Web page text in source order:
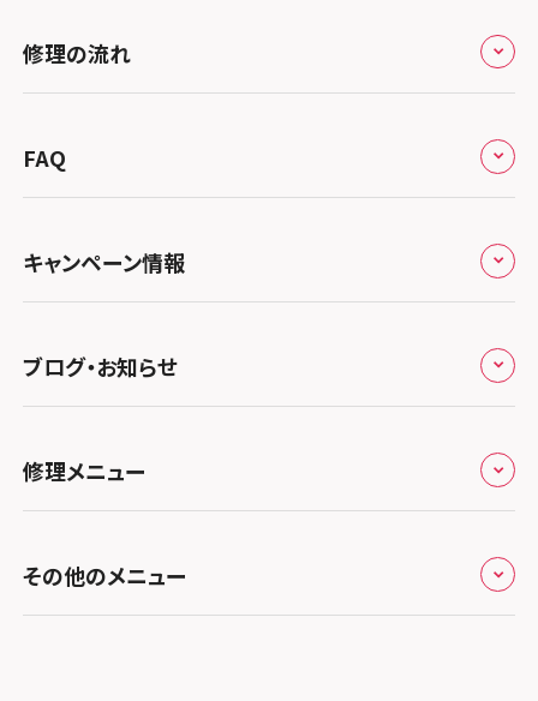
スマホスピタル大丸札幌
関東
スマホスピタル宇都宮
スマホスピタル 高崎
スマホスピタル鴻巣
スマホスピタル テルル三芳
スマホスピタル 熊谷
スマホスピタル ゲオデジタルベース川口元郷
スマホスピタル埼玉大宮
スマホスピタル テルル蒲生
スマホスピタル テルル新越谷
スマホスピタル テルル草加花栗
スマホスピタル テルル東川口
北陸・甲信越
スマホスピタルアル・プラザ小松
スマホスピタル 北陸総合修理センター
スマホスピタル 長野
東海
スマホスピタル岐阜
スマホスピタル 浜松
スマホスピタル静岡パルコ
スマホスピタル 藤枝
スマホスピタル名古屋駅前
スマホスピタル名古屋金山
スマホスピタル 大府
スマホスピタル 西枇杷島
関西
スマホスピタル 大阪梅田
スマホスピタル by デジホ 梅田地下（うめちか）
スマホスピタル京橋
スマホスピタル難波
スマホスピタルイオンタウン茨木太田
中国・四国
スマホスピタル岡山駅前
スマホスピタル西条
スマホスピタル by デジホ マークイズ福岡もも
ち
スマホスピタル福岡天神
スマホスピタル熊本下通
スマホスピタル GODOモバイル大分府内町
会社概要
総務省登録業者
特定商取引法に関する表記
プライバシーポリシー
郵送修理依頼
修理の流れ
郵送修理の流れ
FAQ
キャンペーン情報
キャンペーン一覧
ブログ・お知らせ
お知らせ
修理メニュー
iPhone修理メニュー
その他のメニュー